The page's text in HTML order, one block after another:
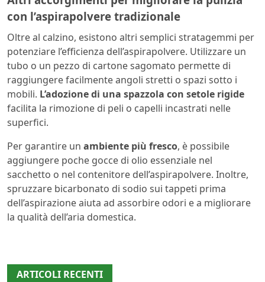
con l’aspirapolvere tradizionale
Oltre al calzino, esistono altri semplici stratagemmi per
potenziare l’efficienza dell’aspirapolvere. Utilizzare un
tubo o un pezzo di cartone sagomato permette di
raggiungere facilmente angoli stretti o spazi sotto i
mobili. L’adozione di una spazzola con setole rigide
facilita la rimozione di peli o capelli incastrati nelle
superfici.
Per garantire un ambiente più fresco, è possibile
aggiungere poche gocce di olio essenziale nel
sacchetto o nel contenitore dell’aspirapolvere. Inoltre,
spruzzare bicarbonato di sodio sui tappeti prima
dell’aspirazione aiuta ad assorbire odori e a migliorare
la qualità dell’aria domestica.
ARTICOLI RECENTI